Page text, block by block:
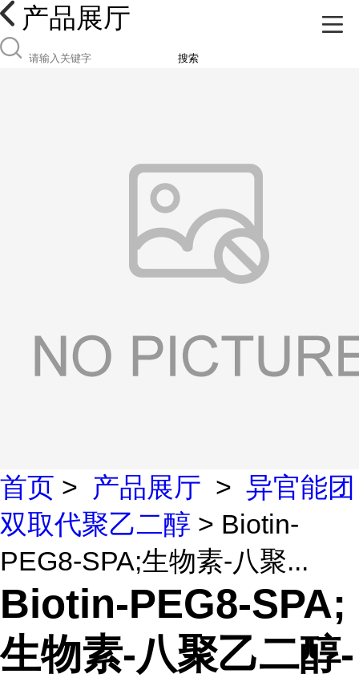
产品展厅
搜索
首页 > 产品展厅 > 异官能团
双取代聚乙二醇 > Biotin-
PEG8-SPA;生物素-八聚...
Biotin-PEG8-SPA;
生物素-八聚乙二醇-